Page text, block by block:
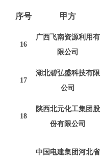
序号 甲方
16
广西飞南资源利用有
限公司
17
湖北碧弘盛科技有限
公司
18
陕西北元化工集团股
份有限公司
中国电建集团河北省